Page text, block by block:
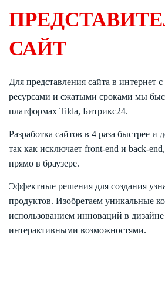
САЙТ
Для представления сайта в интернет
ресурсами и сжатыми сроками мы
платформах Tilda, Битрикс24.
Разработка сайтов в 4 раза быстрее и
так как исключает front-end и back-
прямо в браузере.
Эффектные решения для создания
продуктов. Изобретаем уникальные
использованием инноваций в
интерактивными возможностями.